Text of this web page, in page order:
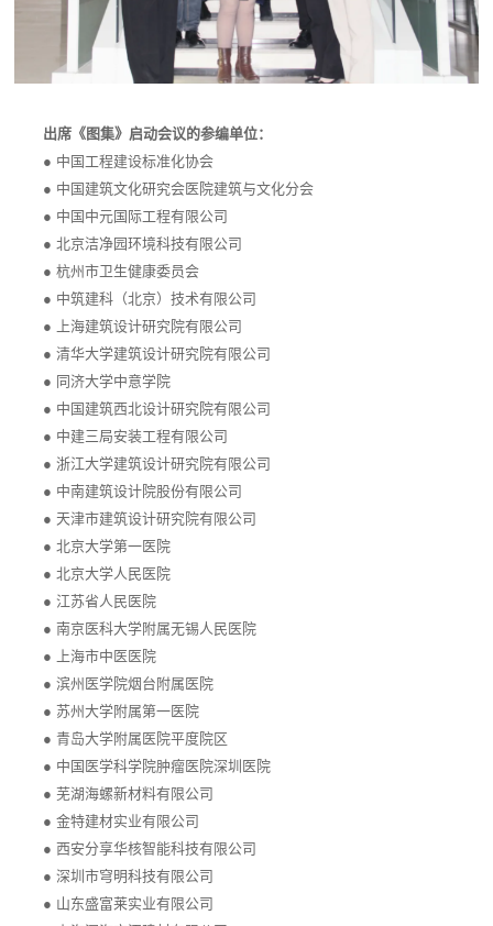
出席《图集》启动会议的参编单位：
● 中国工程建设标准化协会
● 中国建筑文化研究会医院建筑与文化分会
● 中国中元国际工程有限公司
●北京洁净园环境科技有限公司
●杭州市卫生健康委员会
● 中筑建科（北京）技术有限公司
●
上海建筑设计研究院有限公司
●清华大学建筑设计研究院有限公司
● 同济大学中意学院
● 中国建筑西北设计研究院有限公司
● 中建三局安装工程有限公司
●浙江大学建筑设计研究院有限公司
● 中南建筑设计院股份有限公司
●天津市建筑设计研究院有限公司
●北京大学第一医院
●北京大学人民医院
●江苏省人民医院
●南京医科大学附属无锡人民医院
●
上海市中医医院
●滨州医学院烟台附属医院
●苏州大学附属第一医院
●青岛大学附属医院平度院区
● 中国医学科学院肿瘤医院深圳医院
●芜湖海螺新材料有限公司
●金特建材实业有限公司
●西安分享华核智能科技有限公司
●深圳市穹明科技有限公司
● 山东盛富莱实业有限公司